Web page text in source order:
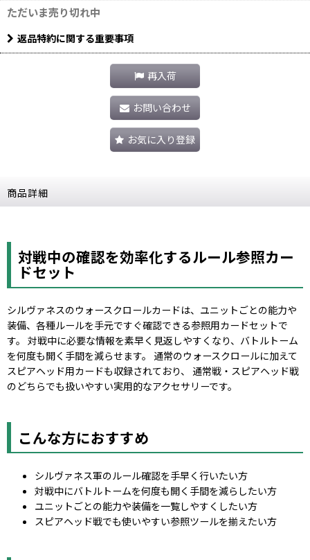
ただいま売り切れ中
返品特約に関する重要事項
再入荷
お問い合わせ
お気に入り登録
商品詳細
対戦中の確認を効率化するルール参照カー
ドセット
シルヴァネスのウォースクロールカードは、ユニットごとの能力や
装備、各種ルールを手元ですぐ確認できる参照用カードセットで
す。 対戦中に必要な情報を素早く見返しやすくなり、バトルトーム
を何度も開く手間を減らせます。 通常のウォースクロールに加えて
スピアヘッド用カードも収録されており、 通常戦・スピアヘッド戦
のどちらでも扱いやすい実用的なアクセサリーです。
こんな方におすすめ
シルヴァネス軍のルール確認を手早く行いたい方
対戦中にバトルトームを何度も開く手間を減らしたい方
ユニットごとの能力や装備を一覧しやすくしたい方
スピアヘッド戦でも使いやすい参照ツールを揃えたい方